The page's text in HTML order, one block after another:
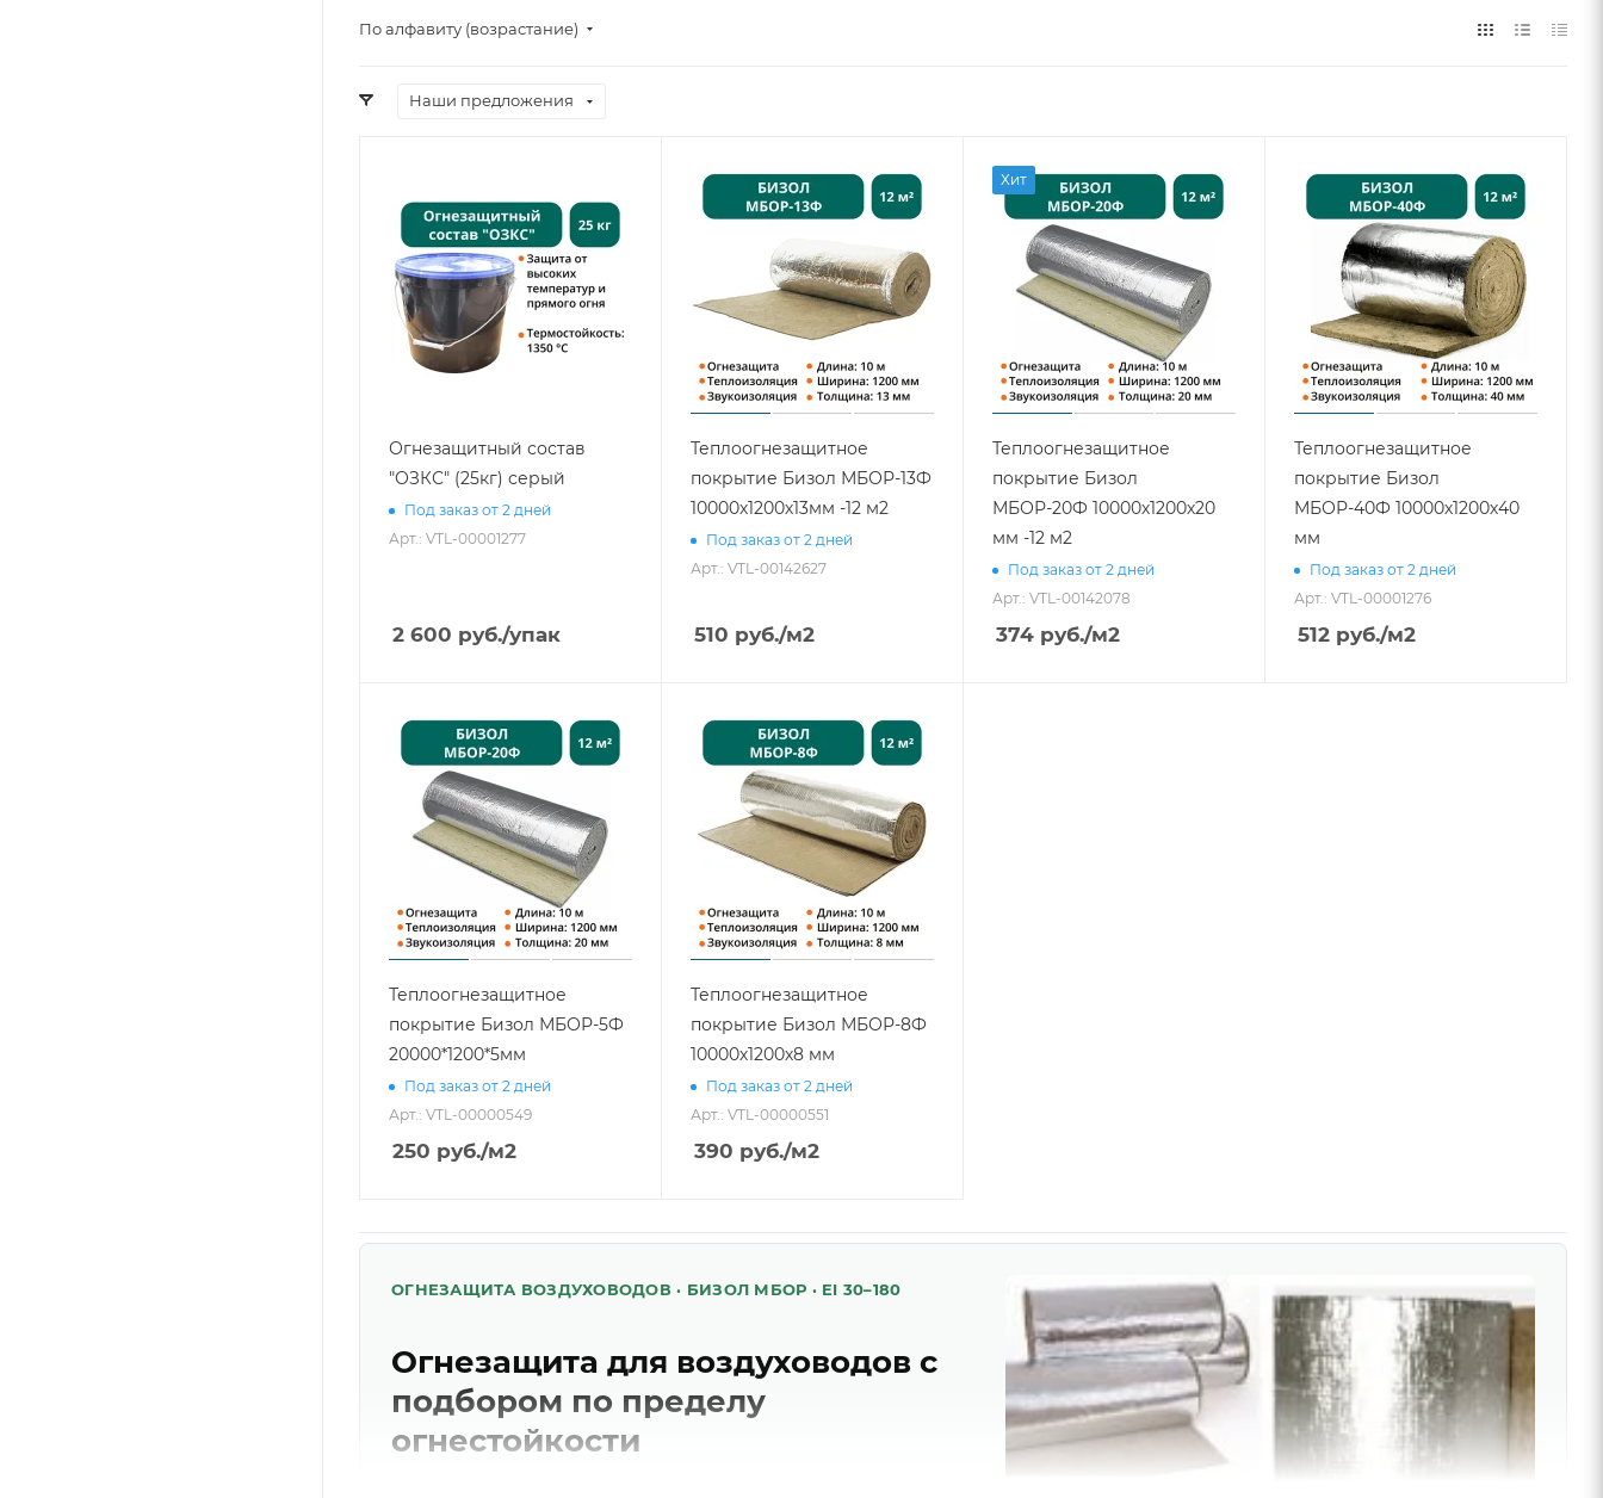
По алфавиту (возрастание)
Наши предложения
Огнезащитный состав
"ОЗКС" (25кг) серый
Под заказ от 2 дней
Арт.: VTL-00001277
2 600 руб./упак
Теплоогнезащитное
покрытие Бизол МБОР-13Ф
10000х1200х13мм -12 м2
Под заказ от 2 дней
Арт.: VTL-00142627
510 руб./м2
Хит
Теплоогнезащитное
покрытие Бизол
МБОР-20Ф 10000х1200х20
мм -12 м2
Под заказ от 2 дней
Арт.: VTL-00142078
374 руб./м2
Теплоогнезащитное
покрытие Бизол
МБОР-40Ф 10000х1200х40
мм
Под заказ от 2 дней
Арт.: VTL-00001276
512 руб./м2
Теплоогнезащитное
покрытие Бизол МБОР-5Ф
20000*1200*5мм
Под заказ от 2 дней
Арт.: VTL-00000549
250 руб./м2
Теплоогнезащитное
покрытие Бизол МБОР-8Ф
10000х1200х8 мм
Под заказ от 2 дней
Арт.: VTL-00000551
390 руб./м2
ОГНЕЗАЩИТА ВОЗДУХОВОДОВ · БИЗОЛ МБОР · EI 30–180
Огнезащита для воздуховодов с
подбором по пределу
огнестойкости